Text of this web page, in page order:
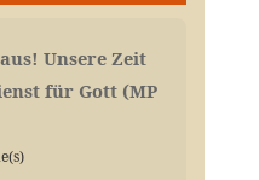
Unsere Zeit
für Gott (MP